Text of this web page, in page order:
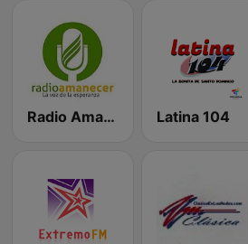
Radio Amanecer Internacional Latina 104